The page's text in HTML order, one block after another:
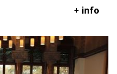
+ info